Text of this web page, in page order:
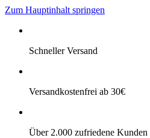
Zum Hauptinhalt springen
Schneller Versand
Versandkostenfrei ab 30€
Über 2.000 zufriedene Kunden